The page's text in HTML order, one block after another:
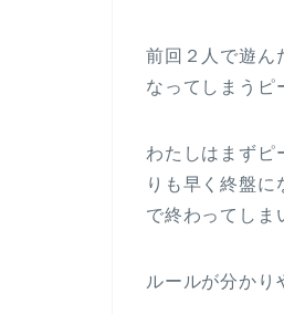
前回２人で遊ん
なってしまうピ
わたしはまずピ
りも早く終盤
で終わってしま
ルールが分かり